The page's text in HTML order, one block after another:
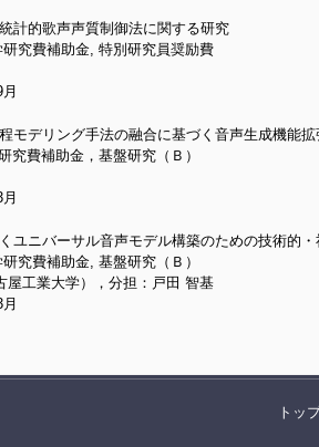
計的歌声声質制御法に関する研究
究費補助金, 特別研究員奨励費
モデリング手法の融合に基づく音声生成機能
費補助金，基盤研究（Ｂ）
ユニバーサル音声モデル構築のための技術的
究費補助金, 基盤研究（Ｂ）
工業大学），分担：戸田 智基
トッ